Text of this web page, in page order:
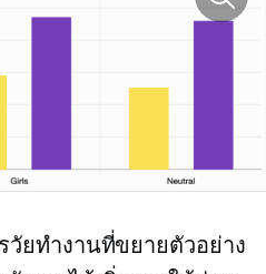
วัยทำงานที่ขยายตัวอย่าง